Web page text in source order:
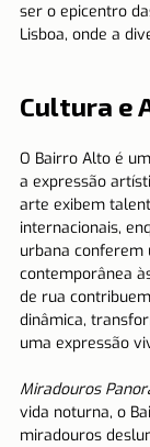
ser o epicentro
Lisboa, onde a
Cultura e
O Bairro Alto é
a expressão
arte exibem
internacionais,
urbana conferem
contemporânea
de rua
dinâmica,
uma expressão
Miradouros
vida noturna, o
miradouros